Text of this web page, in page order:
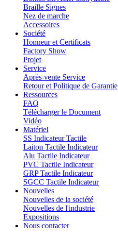
Braille Signes
Nez de marche
Accessoires
Société
Honneur et Certificats
Factory Show
Projet
Service
Après-vente Service
Retour et Politique de Garantie
Ressources
FAQ
Télécharger le Document
Vidéo
Matériel
SS Indicateur Tactile
Laiton Tactile Indicateur
Alu Tactile Indicateur
PVC Tactile Indicateur
GRP Tactile Indicateur
SGCC Tactile Indicateur
Nouvelles
Nouvelles de la société
Nouvelles de l'industrie
Expositions
Nous contacter